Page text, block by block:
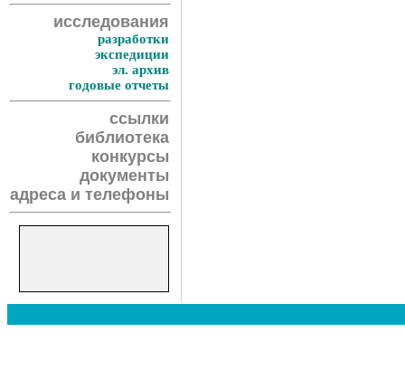
исследования
разработки
экспедиции
эл. архив
годовые отчеты
ссылки
библиотека
конкурсы
документы
адреса и телефоны